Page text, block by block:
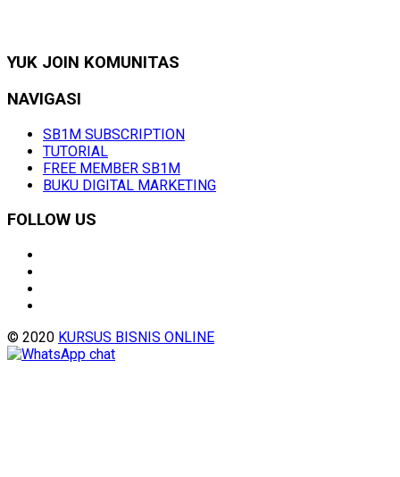
YUK JOIN KOMUNITAS
NAVIGASI
SB1M SUBSCRIPTION
TUTORIAL
FREE MEMBER SB1M
BUKU DIGITAL MARKETING
FOLLOW US
© 2020 KURSUS BISNIS ONLINE